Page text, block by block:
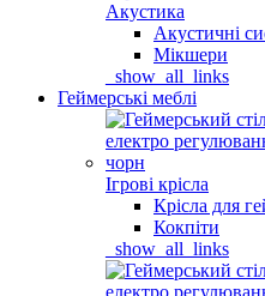
Акустика
Акустичні
Мікшери
_show_all_links
Геймерські меблі
Ігрові крісла
Крісла для
Кокпіти
_show_all_links